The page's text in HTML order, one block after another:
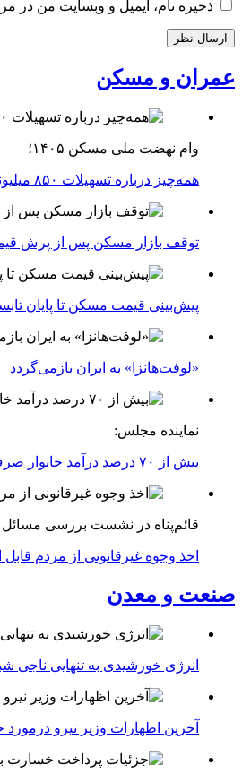
ذخیره نام، ایمیل و وبسایت من در
عمران و مسکن
وام نهضت ملی مسکن ۱۴۰۵؛
همه‌چیز درباره تسهیلات ۸۵۰ میلیونی
توقف بازار مسکن پس از پرش
پیش‌بینی قیمت مسکن تا پایان تابستان
«لوفت‌هانزا» به ایران بازمی‌گردد
نماینده مجلس:
بیش از ۷۰ درصد درآمد خانوار صرف اجاره خانه می‌شود
قائم‌پناه در نشست بررسی
اخذ وجوه غیرقانونی از مردم
صنعت و معدن
انرژی خورشیدی به تنهایی ناجی
آخرین اظهارات وزیر نیرو درمورد خاموشی‌ها/معافیت ۴